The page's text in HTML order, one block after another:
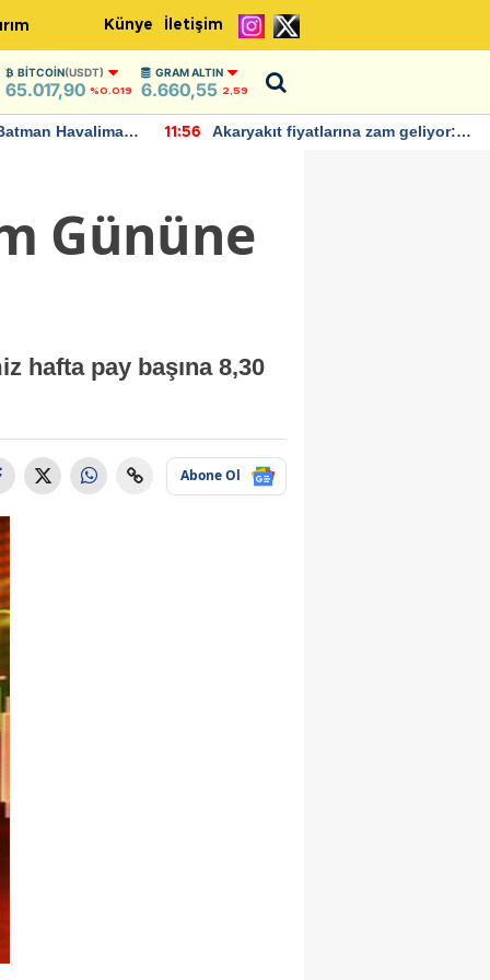
Künye İletişim
BITCOIN(USDT)
65.017,90 %0.019
GRAM ALTIN
6.660,55 2,59
Havalimanı
11:56
Akaryakıt fiyatlarına zam geliyor:
Gününe
hafta pay başına 8,30
Abone Ol